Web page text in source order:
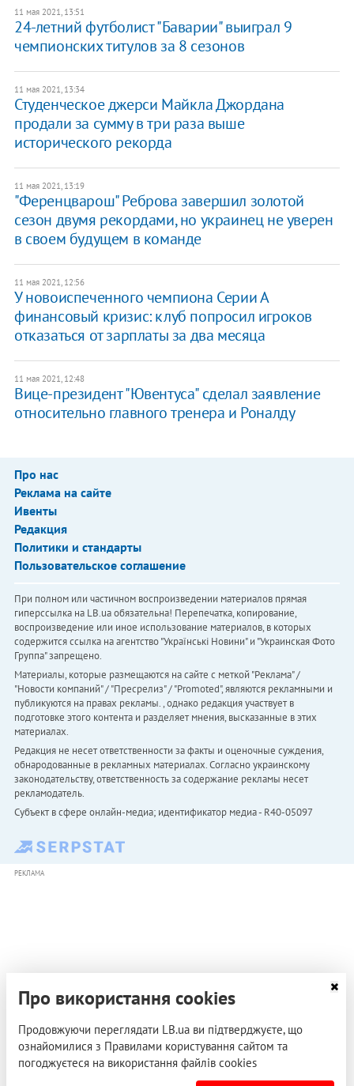
11 мая 2021, 13:51
24-летний футболист "Баварии" выиграл 9
чемпионских титулов за 8 сезонов
11 мая 2021, 13:34
Студенческое джерси Майкла Джордана
продали за сумму в три раза выше
исторического рекорда
11 мая 2021, 13:19
"Ференцварош" Реброва завершил золотой
сезон двумя рекордами, но украинец не уверен
в своем будущем в команде
11 мая 2021, 12:56
У новоиспеченного чемпиона Серии А
финансовый кризис: клуб попросил игроков
отказаться от зарплаты за два месяца
11 мая 2021, 12:48
Вице-президент "Ювентуса" сделал заявление
относительно главного тренера и Роналду
Про нас
Реклама на сайте
Ивенты
Редакция
Политики и стандарты
Пользовательское соглашение
При полном или частичном воспроизведении материалов прямая
гиперссылка на LB.ua обязательна! Перепечатка, копирование,
воспроизведение или иное использование материалов, в которых
содержится ссылка на агентство "Українськi Новини" и "Украинская Фото
Группа" запрещено.
Материалы, которые размещаются на сайте с меткой "Реклама" /
"Новости компаний" / "Пресрелиз" / "Promoted", являются рекламными и
публикуются на правах рекламы. , однако редакция участвует в
подготовке этого контента и разделяет мнения, высказанные в этих
материалах.
Редакция не несет ответственности за факты и оценочные суждения,
обнародованные в рекламных материалах. Согласно украинскому
законодательству, ответственность за содержание рекламы несет
рекламодатель.
Субъект в сфере онлайн-медиа; идентификатор медиа - R40-05097
РЕКЛАМА
Про використання cookies
Продовжуючи переглядати LB.ua ви підтверджуєте, що
ознайомилися з Правилами користування сайтом та
погоджуєтеся на використання файлів cookies